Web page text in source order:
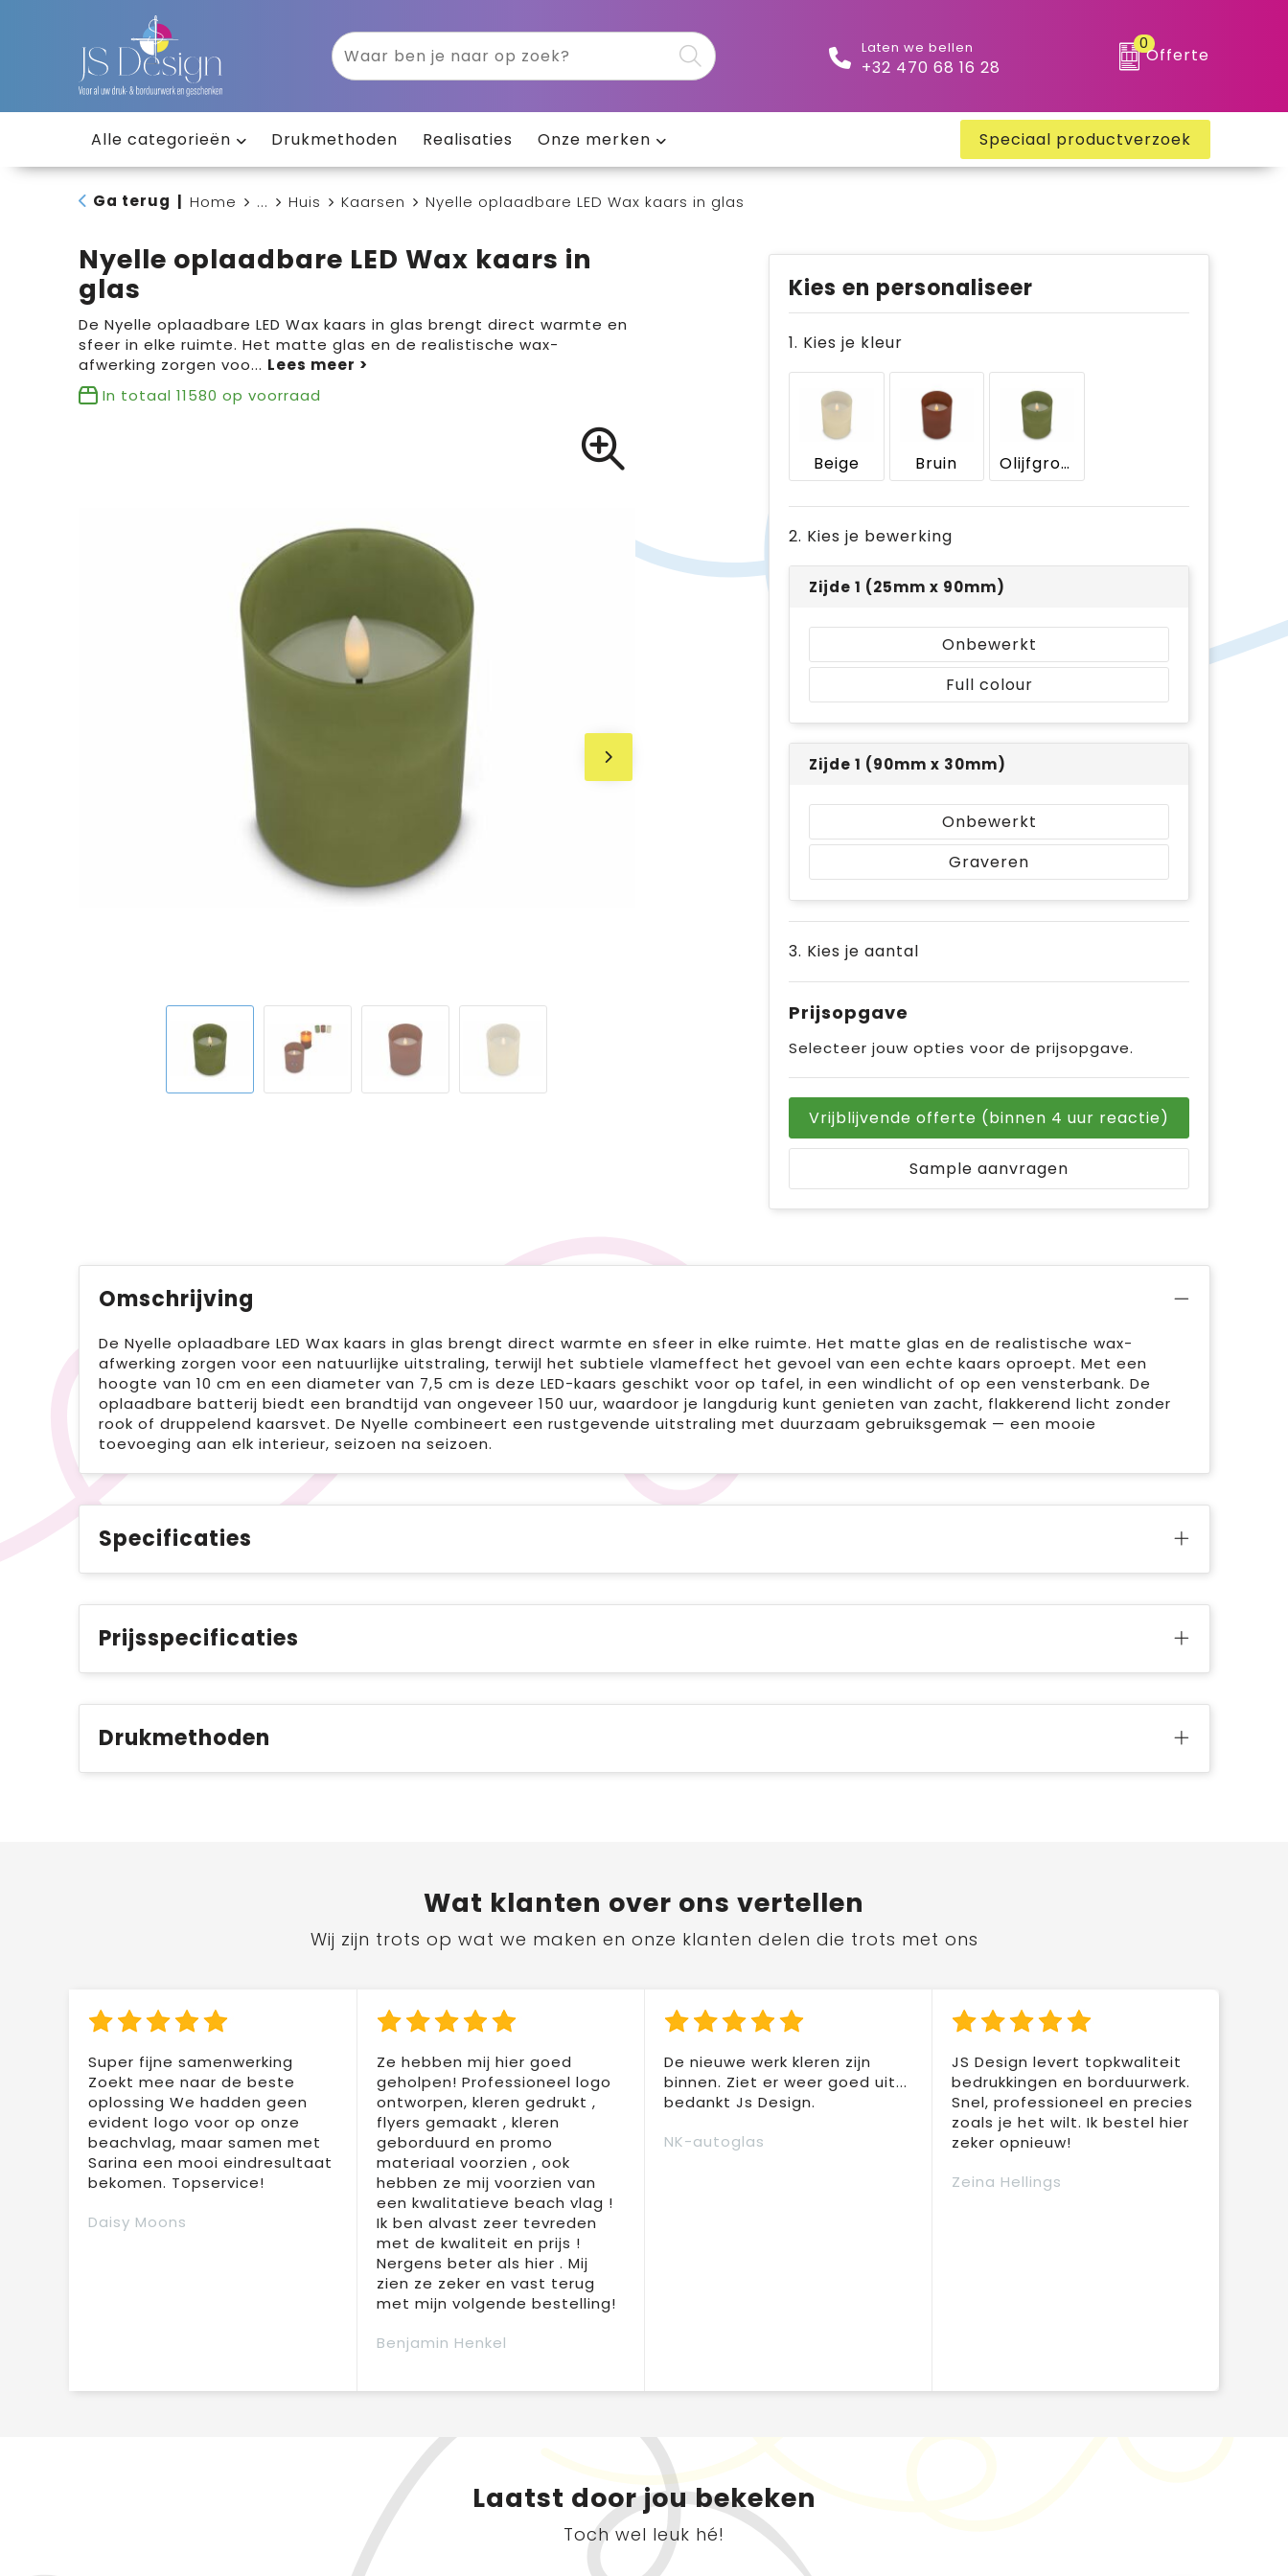
Laten we bellen
+32 470 68 16 28
0
Offerte
Alle categorieën Drukmethoden Realisaties Onze merken Speciaal productverzoek
Ga terug Home ... Huis Kaarsen Nyelle oplaadbare LED Wax kaars in glas
Nyelle oplaadbare LED Wax kaars in
glas
De Nyelle oplaadbare LED Wax kaars in glas brengt direct warmte en
sfeer in elke ruimte. Het matte glas en de realistische wax-
afwerking zorgen voo...
In totaal 11580 op voorraad
Kies en personaliseer
1. Kies je kleur
Beige Bruin Olijfgroen
2. Kies je bewerking
Zijde 1 (25mm x 90mm)
Onbewerkt
Full colour
Zijde 1 (90mm x 30mm)
Onbewerkt
Graveren
3. Kies je aantal
Prijsopgave
Selecteer jouw opties voor de prijsopgave.
Vrijblijvende offerte (binnen 4 uur reactie)
Sample aanvragen
Omschrijving
De Nyelle oplaadbare LED Wax kaars in glas brengt direct warmte en sfeer in elke ruimte. Het matte glas en de realistische wax-
afwerking zorgen voor een natuurlijke uitstraling, terwijl het subtiele vlameffect het gevoel van een echte kaars oproept. Met een
hoogte van 10 cm en een diameter van 7,5 cm is deze LED-kaars geschikt voor op tafel, in een windlicht of op een vensterbank. De
oplaadbare batterij biedt een brandtijd van ongeveer 150 uur, waardoor je langdurig kunt genieten van zacht, flakkerend licht zonder
rook of druppelend kaarsvet. De Nyelle combineert een rustgevende uitstraling met duurzaam gebruiksgemak — een mooie
toevoeging aan elk interieur, seizoen na seizoen.
Specificaties
Prijsspecificaties
Drukmethoden
Wat klanten over ons vertellen
Wij zijn trots op wat we maken en onze klanten delen die trots met ons
Super fijne samenwerking
Zoekt mee naar de beste
oplossing We hadden geen
evident logo voor op onze
beachvlag, maar samen met
Sarina een mooi eindresultaat
bekomen. Topservice!
Daisy Moons
Ze hebben mij hier goed
geholpen! Professioneel logo
ontworpen, kleren gedrukt ,
flyers gemaakt , kleren
geborduurd en promo
materiaal voorzien , ook
hebben ze mij voorzien van
een kwalitatieve beach vlag !
Ik ben alvast zeer tevreden
met de kwaliteit en prijs !
Nergens beter als hier . Mij
zien ze zeker en vast terug
met mijn volgende bestelling!
Benjamin Henkel
De nieuwe werk kleren zijn
binnen. Ziet er weer goed uit...
bedankt Js Design.
NK-autoglas
JS Design levert topkwaliteit
bedrukkingen en borduurwerk.
Snel, professioneel en precies
zoals je het wilt. Ik bestel hier
zeker opnieuw!
Zeina Hellings
Laatst door jou bekeken
Toch wel leuk hé!